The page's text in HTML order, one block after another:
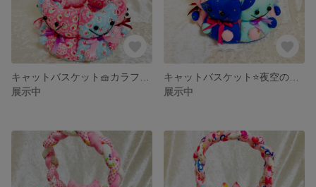
展示中
展示中